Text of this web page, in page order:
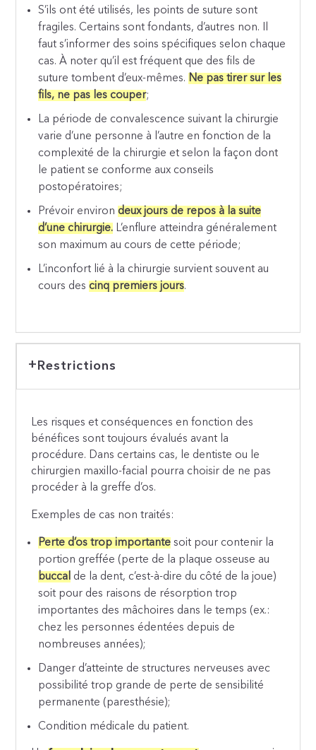
S’ils ont été utilisés, les points de suture sont
fragiles. Certains sont fondants, d’autres non. Il
faut s’informer des soins spécifiques selon chaque
cas. À noter qu’il est fréquent que des fils de
suture tombent d’eux-mêmes. Ne pas tirer sur les
fils, ne pas les couper;
La période de convalescence suivant la chirurgie
varie d’une personne à l’autre en fonction de la
complexité de la chirurgie et selon la façon dont
le patient se conforme aux conseils
postopératoires;
Prévoir environdeux jours de repos à la suite
d’une chirurgie. L’enflure atteindra généralement
son maximum au cours de cette période;
L’inconfort lié à la chirurgie survient souvent au
cours des cinq premiers jours.
Restrictions
Les risques et conséquences en fonction des
bénéfices sont toujours évalués avant la
procédure. Dans certains cas, le dentiste ou le
chirurgien maxillo-facial pourra choisir de ne pas
procéder à la greffe d’os.
Exemples de cas non traités:
Perte d’os trop importante soit pour contenir la
portion greffée (perte de la plaque osseuse au
buccal de la dent, c’est-à-dire du côté de la joue)
soit pour des raisons de résorption trop
importantes des mâchoires dans le temps (ex.:
chez les personnes édentées depuis de
nombreuses années);
Danger d’atteinte de structures nerveuses avec
possibilité trop grande de perte de sensibilité
permanente (paresthésie);
Condition médicale du patient.